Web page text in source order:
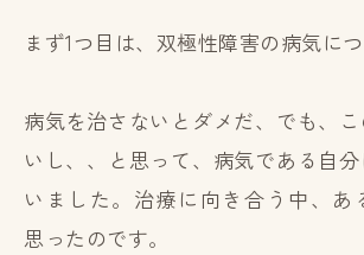
まず1つ目は、双極性障害の病気につ
病気を治さないとダメだ、でも、
いし、、と思って、病気である自
いました。治療に向き合う中、あ
思ったのです。